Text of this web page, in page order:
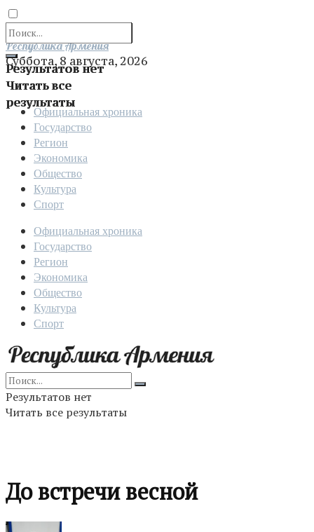
Результатов нет
Читать все
результаты
Отправить
Республика Армения
Суббота, 8 августа, 2026
Официальная хроника
Государство
Регион
Экономика
Общество
Культура
Спорт
Официальная хроника
Государство
Регион
Экономика
Общество
Культура
Спорт
Результатов нет
Читать все результаты
До встречи весной